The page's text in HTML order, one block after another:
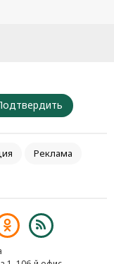
Реклама